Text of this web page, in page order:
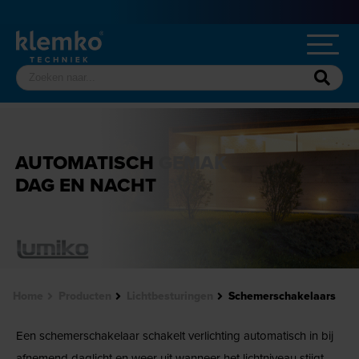
AUTOMATISCH GEMAK
DAG EN NACHT
Schemerschakelaars
Een schemerschakelaar schakelt verlichting automatisch in bij